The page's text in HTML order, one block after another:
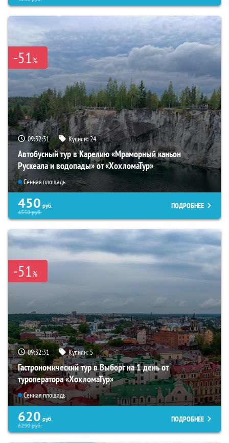
-51%
09:32:30 Купили:24
Автобусный тур в Карелию «Мраморный каньон
Рускеала и водопады» от «ХохломаТур»
Сенная площадь
450 руб.
4550руб.
ПОДРОБНЕЕ
-51%
09:32:30 Купили:5
Гастрономический тур в Выборг на 1 день от
туроператора «ХохломаТур»
Сенная площадь
620 руб.
6290руб.
ПОДРОБНЕЕ